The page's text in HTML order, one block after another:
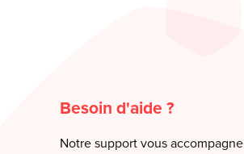
Besoin d'aide ?
Notre support vous accompagne